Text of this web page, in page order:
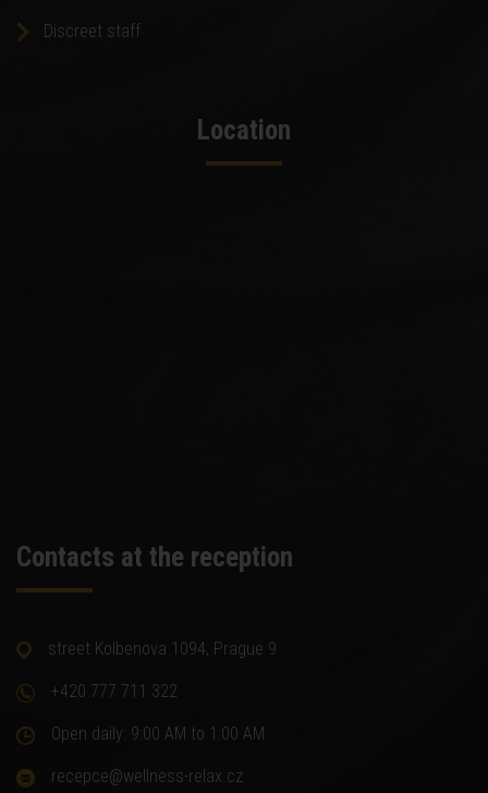
Discreet staff
Location
Contacts at the reception
street Kolbenova 1094, Prague 9
+420 777 711 322
Open daily: 9:00 AM to 1:00 AM
recepce@wellness-relax.cz